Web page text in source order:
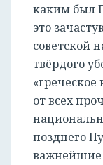
каким был
это
советской
твёрдого
от всех
позднего
важнейшие